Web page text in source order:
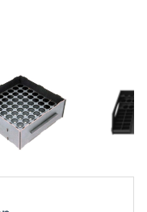
Stapelbar